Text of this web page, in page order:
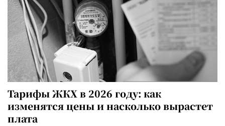
Тарифы ЖКХ в 2026 году: как
изменятся цены и насколько вырастет
плата